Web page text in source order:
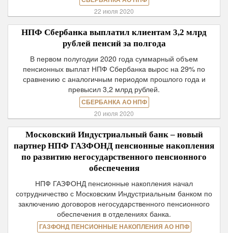
22 июля 2020
НПФ Сбербанка выплатил клиентам 3,2 млрд
рублей пенсий за полгода
В первом полугодии 2020 года суммарный объем
пенсионных выплат НПФ Сбербанка вырос на 29% по
сравнению с аналогичным периодом прошлого года и
превысил 3,2 млрд рублей.
СБЕРБАНКА АО НПФ
20 июля 2020
Московский Индустриальный банк – новый
партнер НПФ ГАЗФОНД пенсионные накопления
по развитию негосударственного пенсионного
обеспечения
НПФ ГАЗФОНД пенсионные накопления начал
сотрудничество с Московским Индустриальным банком по
заключению договоров негосударственного пенсионного
обеспечения в отделениях банка.
ГАЗФОНД ПЕНСИОННЫЕ НАКОПЛЕНИЯ АО НПФ